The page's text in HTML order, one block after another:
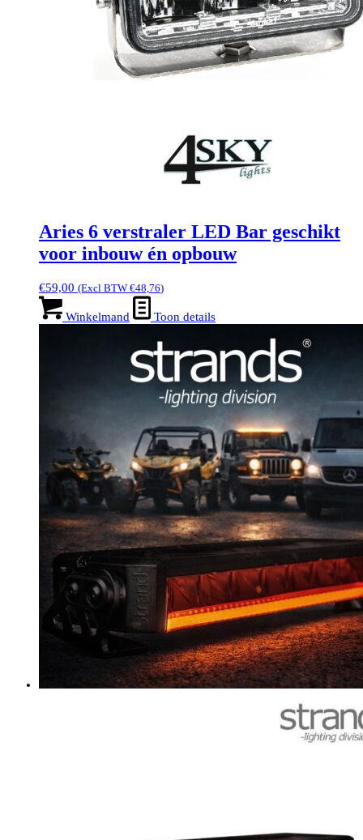
Aries 6 verstraler LED Bar geschikt
voor inbouw én opbouw
€59,00 (Excl BTW €48,76)
Winkelmand Toon details